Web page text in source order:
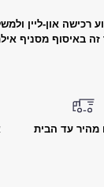
רכישה און-ליין
זה באיסוף מסניף
מהיר עד הבית